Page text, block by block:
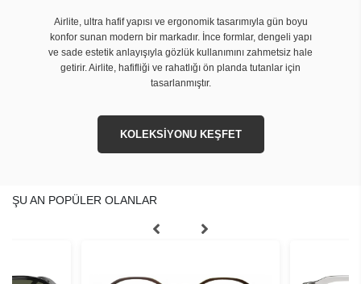
Airlite, ultra hafif yapısı ve ergonomik tasarımıyla gün boyu
konfor sunan modern bir markadır. İnce formlar, dengeli yapı
ve sade estetik anlayışıyla gözlük kullanımını zahmetsiz hale
getirir. Airlite, hafifliği ve rahatlığı ön planda tutanlar için
tasarlanmıştır.
KOLEKSİYONU KEŞFET
ŞU AN POPÜLER OLANLAR